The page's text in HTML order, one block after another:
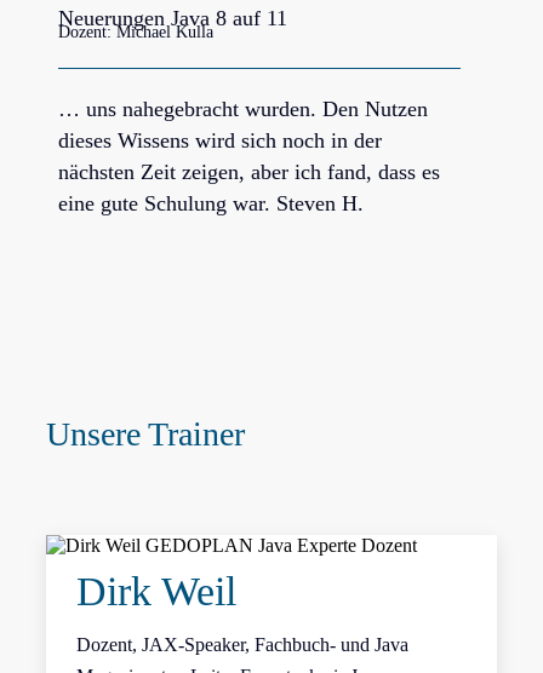
Neuerungen Java 8 auf 11
Dozent: Michael Kulla
… uns nahegebracht wurden. Den Nutzen
dieses Wissens wird sich noch in der
nächsten Zeit zeigen, aber ich fand, dass es
eine gute Schulung war. Steven H.
Unsere Trainer
Dirk Weil
Dozent, JAX-Speaker, Fachbuch- und Java